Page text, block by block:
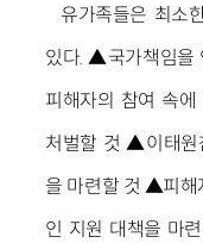
유가족들은 최소
있다. ▲국가책임을
피해자의 참여 속
처벌할 것 ▲이태원
을 마련할 것 ▲피해
인 지원 대책을 마